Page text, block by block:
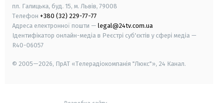
пл. Галицька, буд. 15, м. Львів, 79008
Телефон +380 (32) 229-77-77
Адреса електронної пошти — legal@24tv.com.ua
Ідентифікатор онлайн-медіа в Реєстрі суб'єктів у сфері медіа —
R40-06057
© 2005—2026, ПрАТ «Телерадіокомпанія "Люкс"», 24 Канал.